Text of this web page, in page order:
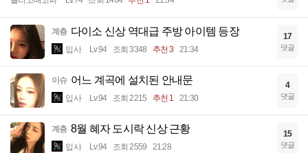
계층 다이소 신상 역대급 주방 아이템 등장
입사 Lv.94 조회 3348 추천 3 21:34
17
댓글
이슈 어느 계곡에 설치된 안내문
입사 Lv.94 조회 2215 추천 1 21:30
4
댓글
계층 8월 혜자 도시락 신상 근황
입사 Lv.94 조회 2559 21:28
15
댓글